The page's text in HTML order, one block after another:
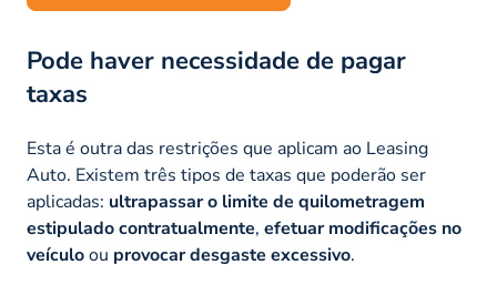
Pode haver necessidade de pagar
taxas
Esta é outra das restrições que aplicam ao Leasing
Auto. Existem três tipos de taxas que poderão ser
aplicadas: ultrapassar o limite de quilometragem
estipulado contratualmente, efetuar modificações no
veículoou provocar desgaste excessivo.